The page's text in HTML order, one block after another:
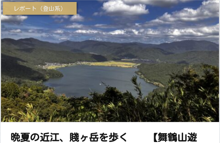
晩夏の近江、賤ヶ岳を歩く 【舞鶴山遊
レポート（登山系）